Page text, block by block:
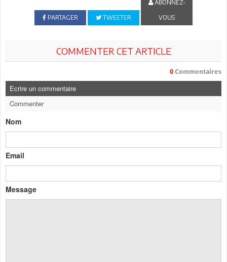
PARTAGER TWEETER
ABONNEZ-
VOUS
COMMENTER CET ARTICLE
0 Commentaires
Ecrire un commentaire
Commenter
Nom
Email
Message